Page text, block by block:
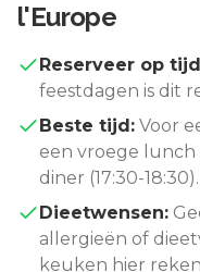
l'Europe
Reserveer op
feestdagen is dit
Beste tijd: Voor
een vroege lunch
diner (17:30-18:30).
Dieetwensen:
allergieën of
keuken hier